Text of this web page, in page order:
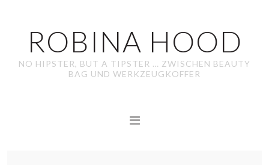
ROBINA HOOD
NO HIPSTER, BUT A TIPSTER … ZWISCHEN BEAUTY
BAG UND WERKZEUGKOFFER